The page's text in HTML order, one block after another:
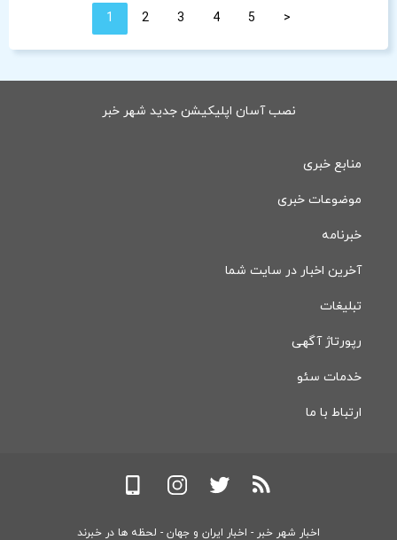
1 2 3 4 5 <
نصب آسان اپلیکیشن جدید شهر خبر
منابع خبری
موضوعات خبری
خبرنامه
آخرین اخبار در سایت شما
تبلیغات
رپورتاژ آگهی
خدمات سئو
ارتباط با ما
اخبار شهر خبر - اخبار ایران و جهان - لحظه ها در خبرند